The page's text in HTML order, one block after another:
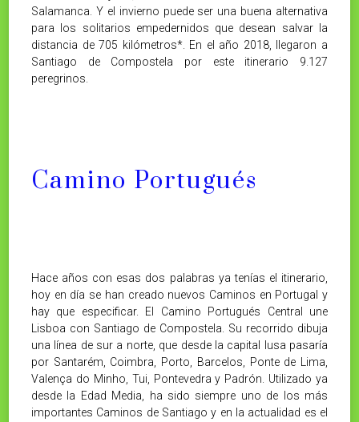
Salamanca. Y el invierno puede ser una buena alternativa
para los solitarios empedernidos que desean salvar la
distancia de 705 kilómetros*. En el año 2018, llegaron a
Santiago de Compostela por este itinerario 9.127
peregrinos.
Camino Portugués
Hace años con esas dos palabras ya tenías el itinerario,
hoy en día se han creado nuevos Caminos en Portugal y
hay que especificar. El Camino Portugués Central une
Lisboa con Santiago de Compostela. Su recorrido dibuja
una línea de sur a norte, que desde la capital lusa pasaría
por Santarém, Coimbra, Porto, Barcelos, Ponte de Lima,
Valença do Minho, Tui, Pontevedra y Padrón. Utilizado ya
desde la Edad Media, ha sido siempre uno de los más
importantes Caminos de Santiago y en la actualidad es el